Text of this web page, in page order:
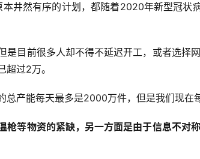
原本井然有序的计划，都随着2020年新型冠
是目前很多人却不得不延迟开工，或者选择
过2万。
产能每天最多是2000万件，但是我们现在
枪等物资的紧缺，另一方面是由于信息不对